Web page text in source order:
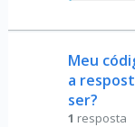
Meu
a
ser?
1 resposta